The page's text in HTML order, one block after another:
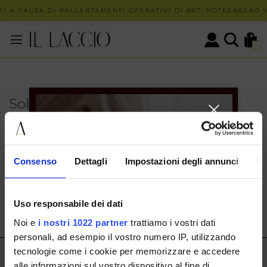
Consenso Dettagli Impostazioni degli annunci
Uso responsabile dei dati
Noi e i nostri 1022 partner trattiamo i vostri dati
personali, ad esempio il vostro numero IP, utilizzando
tecnologie come i cookie per memorizzare e accedere
A CAUSA DI RALLENTAMENTI OPERATIVI DI BRT, POTREBBERO
0
Solo in negozio
PUOI TROVARE QUESTO ARTICOLO SOLO PRESSO I
NOSTRI PUNTI VENDITA:
customerservice@illaccio.it
IL LACCIO